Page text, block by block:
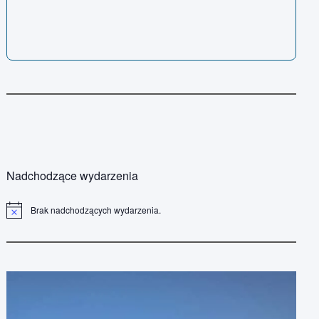
Nadchodzące wydarzenia
P
d
Brak nadchodzących wydarzenia.